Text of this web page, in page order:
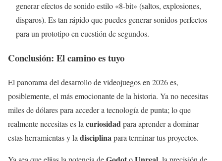
generar efectos de sonido estilo «8-bit» (saltos, explosiones,
disparos). Es tan rápido que puedes generar sonidos perfectos
para un prototipo en cuestión de segundos.
Conclusión: El camino es tuyo
El panorama del desarrollo de videojuegos en 2026 es,
posiblemente, el más emocionante de la historia. Ya no necesitas
miles de dólares para acceder a tecnología de punta; lo que
realmente necesitas es la curiosidadpara aprender a dominar
estas herramientas y la disciplinapara terminar tus proyectos.